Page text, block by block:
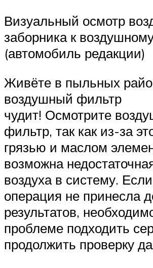
Визуальный осмотр
заборника к
(автомобиль редакции)
Живёте в пыльных
воздушный фильтр
чудит! Осмотрите
фильтр, так как из-за
грязью и маслом
возможна
воздуха в систему.
операция не принесла
результатов,
проблеме подходить
продолжить проверку